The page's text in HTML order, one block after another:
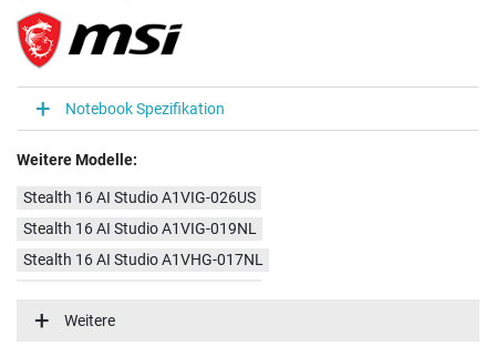
Notebook Spezifikation
Weitere Modelle:
Stealth 16 AI Studio A1VIG-026US
Stealth 16 AI Studio A1VIG-019NL
Stealth 16 AI Studio A1VHG-017NL
Weitere